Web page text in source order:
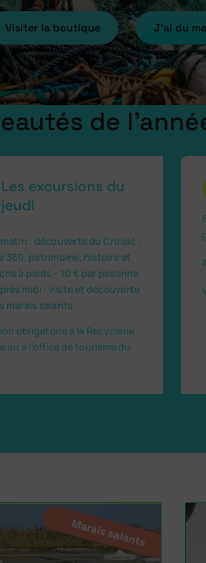
Visiter la boutique J’ai du
de
Les excursions du
jeudi
matin : découverte du Croisic :
360, patrimoine, histoire et
à pieds – 10 € par pesonne
midi : visite et découverte
marais salants
obligatoire à la Recyclerie
ou à l’office de tourisme du